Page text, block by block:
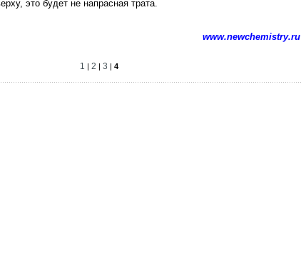
это будет не напрасная трата.
www.newchemistry.ru
1 | 2 | 3 | 4